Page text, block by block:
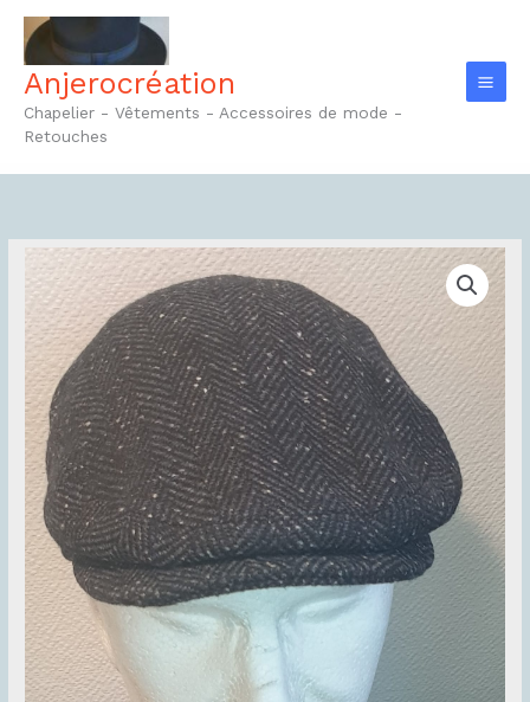
Aller
contenuAnjerocréation
Chapelier - Vêtements - Accessoires de mode -
Retouches
quantité
de
Béret
Réf41.1